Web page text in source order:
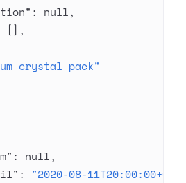
: null,
[],
crystal pack"
: null,
: "2020-08-